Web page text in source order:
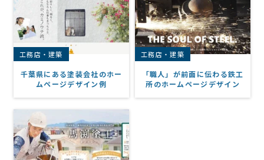
工務店・建築
千葉県にある塗装会社のホー
ムページデザイン例
工務店・建築
「職人」が前面に伝わる鉄工
所のホームページデザイン